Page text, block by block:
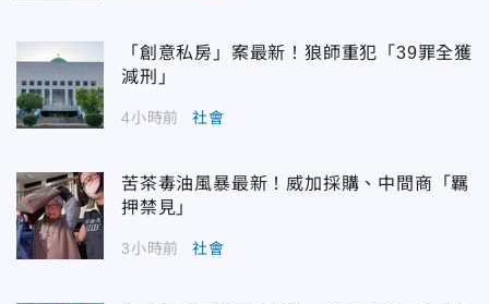
「創意私房」案最新！狼師重犯「39罪全獲
減刑」
4小時前 社會
苦茶毒油風暴最新！威加採購、中間商「羈
押禁見」
3小時前 社會